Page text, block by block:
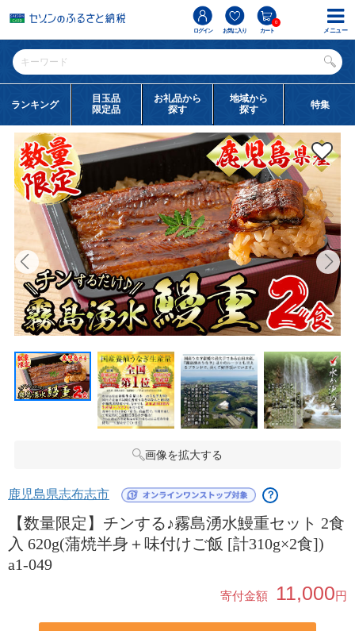
ログイン お気に入り カート
0
ランキング
目玉品
限定品
お礼品から
探す
地域から
探す
特集
画像を拡大する
鹿児島県志布志市 ？
【数量限定】チンする♪霧島湧水鰻重セット 2食
入 620g(蒲焼半身＋味付けご飯 [計310g×2食])
a1-049
寄付金額 11,000円
メニュー